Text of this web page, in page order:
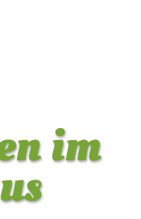
im